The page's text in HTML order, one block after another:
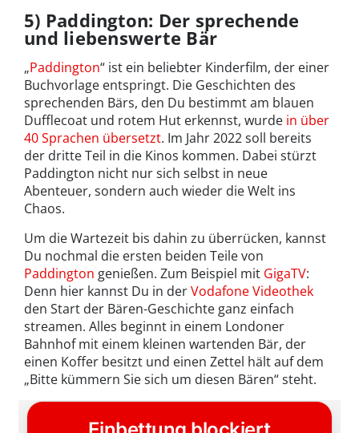
5) Paddington: Der sprechende
und liebenswerte Bär
„Paddington“ ist ein beliebter Kinderfilm, der einer
Buchvorlage entspringt. Die Geschichten des
sprechenden Bärs, den Du bestimmt am blauen
Dufflecoat und rotem Hut erkennst, wurde in über
40 Sprachen übersetzt. Im Jahr 2022 soll bereits
der dritte Teil in die Kinos kommen. Dabei stürzt
Paddington nicht nur sich selbst in neue
Abenteuer, sondern auch wieder die Welt ins
Chaos.
Um die Wartezeit bis dahin zu überrücken, kannst
Du nochmal die ersten beiden Teile von
Paddington genießen. Zum Beispiel mit GigaTV:
Denn hier kannst Du in derVodafone Videothek
den Start der Bären-Geschichte ganz einfach
streamen. Alles beginnt in einem Londoner
Bahnhof mit einem kleinen wartenden Bär, der
einen Koffer besitzt und einen Zettel hält auf dem
„Bitte kümmern Sie sich um diesen Bären“ steht.